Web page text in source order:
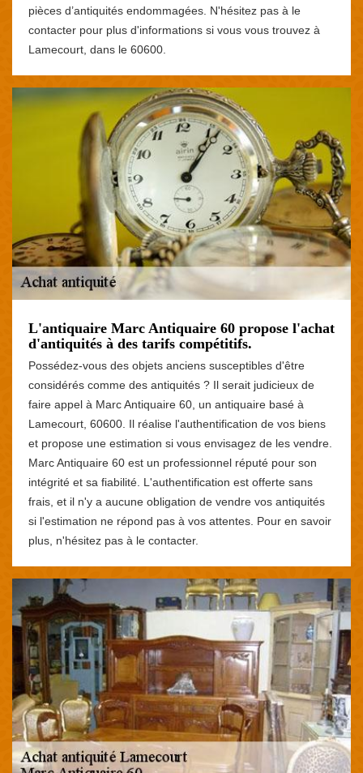
pièces d’antiquités endommagées. N'hésitez pas à le
contacter pour plus d'informations si vous vous trouvez à
Lamecourt, dans le 60600.
L'antiquaire Marc Antiquaire 60 propose l'achat
d'antiquités à des tarifs compétitifs.
Possédez-vous des objets anciens susceptibles d'être
considérés comme des antiquités ? Il serait judicieux de
faire appel à Marc Antiquaire 60, un antiquaire basé à
Lamecourt, 60600. Il réalise l'authentification de vos biens
et propose une estimation si vous envisagez de les vendre.
Marc Antiquaire 60 est un professionnel réputé pour son
intégrité et sa fiabilité. L'authentification est offerte sans
frais, et il n'y a aucune obligation de vendre vos antiquités
si l'estimation ne répond pas à vos attentes. Pour en savoir
plus, n'hésitez pas à le contacter.